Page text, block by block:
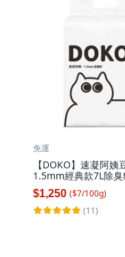
免運
【DOKO】速凝阿姨
1.5mm經典款7L除臭
典原味6包(限賣家宅
香
$1,250 ($7/100g)
(11)